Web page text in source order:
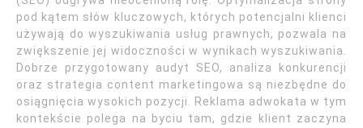
pod kątem słów kluczowych, których potencjalni klienci
używają do wyszukiwania usług prawnych, pozwala na
zwiększenie jej widoczności w wynikach wyszukiwania.
Dobrze przygotowany audyt SEO, analiza konkurencji
oraz strategia content marketingowa są niezbędne do
osiągnięcia wysokich pozycji. Reklama adwokata w tym
kontekście polega na byciu tam, gdzie klient zaczyna